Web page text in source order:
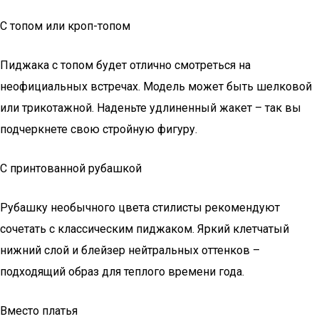
С топом или кроп-топом
Пиджака с топом будет отлично смотреться на
неофициальных встречах. Модель может быть шелковой
или трикотажной. Наденьте удлиненный жакет – так вы
подчеркнете свою стройную фигуру.
С принтованной рубашкой
Рубашку необычного цвета стилисты рекомендуют
сочетать с классическим пиджаком. Яркий клетчатый
нижний слой и блейзер нейтральных оттенков –
подходящий образ для теплого времени года.
Вместо платья